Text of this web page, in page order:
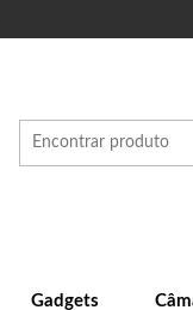
Gadgets